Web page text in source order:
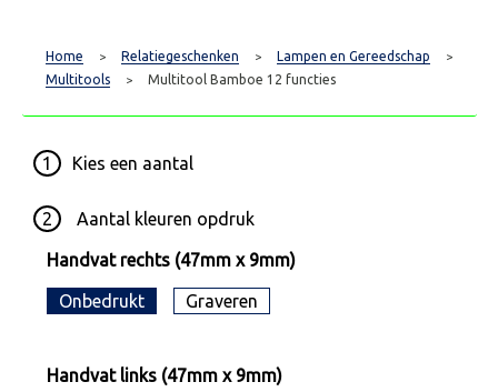
Home > Relatiegeschenken > Lampen en Gereedschap >
Multitools > Multitool Bamboe 12 functies
1 Kies een aantal
2 Aantal kleuren opdruk
Handvat rechts (47mm x 9mm)
Onbedrukt Graveren
Handvat links (47mm x 9mm)